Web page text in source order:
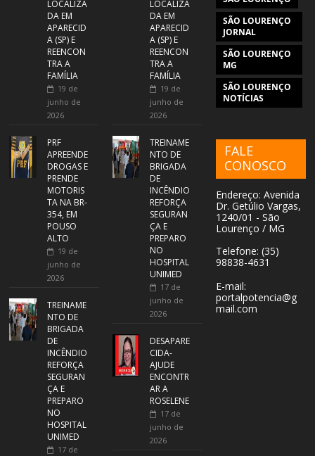
LOCALIZA
DA EM
APARECID
A (SP) E
REENCON
TRA A
FAMÍLIA
19 de
junho de
2026
PRF
APREENDE
DROGAS E
PRENDE
MOTORIS
TA NA BR-
354, EM
POUSO
ALTO
19 de
junho de
2026
TREINAME
NTO DE
BRIGADA
DE
INCÊNDIO
REFORÇA
SEGURAN
ÇA E
PREPARO
NO
HOSPITAL
UNIMED
17 de
LOCALIZA
DA EM
APARECID
A (SP) E
REENCON
TRA A
FAMÍLIA
19 de
junho de
2026
TREINAME
NTO DE
BRIGADA
DE
INCÊNDIO
REFORÇA
SEGURAN
ÇA E
PREPARO
NO
HOSPITAL
UNIMED
17 de
junho de
2026
DESAPARE
CIDA-
AJUDE
ENCONTR
AR A
ROSELENE
17 de
junho de
2026
SÃO LOURENÇO
JORNAL
SÃO LOURENÇO
MG
SÃO LOURENÇO
NOTÍCIAS
FALE
CONOSCO
Endereço: Avenida
Dr. Getúlio Vargas,
1240/01 - São
Lourenço / MG
Telefone: (35)
98838-4631
E-mail:
portalpotencia@g
mail.com